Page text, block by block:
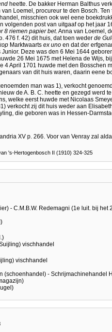
heette. De bakker Herman Balthus
Loemel, procureur te den Bosch.
misschien ook wel eene
volgenden post van uitgaaf op het jaar
8 riemen papier bet. Anna van Loemel,
476 f. 42) dit huis, dat toen weder de
Marktwaarts ex uno en dat der
Deze was den 6 Mei 1644
26 Mei 1675 met Helena de Wijs,
4 April 1701 huwde met den Bosschen
van dit huis waren, daarin eene
man was 1), verkocht
de A. B. C. heette en gezegd werd
welke eerst huwde met Nicolaas
verkocht zij dit huis weder aan
die geboren was in Hessen-
XV p. 266. Voor van Venray zal
's-Hertogenbosch II (1910) 324-325
- C.M.B.W. Redemagni (1e luit. bij
vischhandel
vischhandel
(schoenhandel) - Schrijmachinehandel